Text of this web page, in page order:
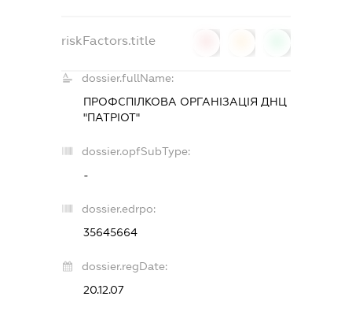
riskFactors.title
dossier.fullName:
ПРОФСПІЛКОВА ОРГАНІЗАЦІЯ ДНЦ
"ПАТРІОТ"
dossier.opfSubType:
-
dossier.edrpo:
35645664
dossier.regDate:
20.12.07